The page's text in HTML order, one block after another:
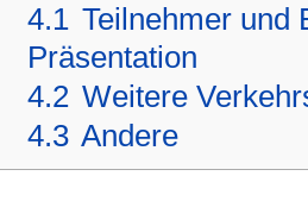
4.1 Teilnehmer und
Präsentation
4.2 Weitere
4.3 Andere